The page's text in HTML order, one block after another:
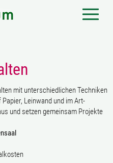
mit unterschiedlichen Techniken
Leinwand und im Art-
und setzen gemeinsam Projekte